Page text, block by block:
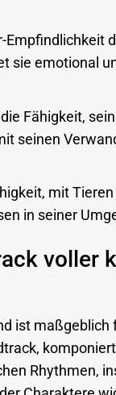
sie emotional
Fähigkeit,
seinen
mit
in seiner
voller
ist maßgeblich
Rhythmen,